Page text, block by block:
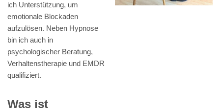
ich Unterstützung, um
emotionale Blockaden
aufzulösen. Neben Hypnose
bin ich auch in
psychologischer Beratung,
Verhaltenstherapie und EMDR
qualifiziert.
Was ist